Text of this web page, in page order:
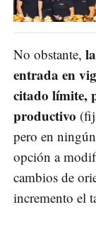
No obstante,
entrada en
citado límite,
productivo
pero en
opción a
cambios de
incremento el